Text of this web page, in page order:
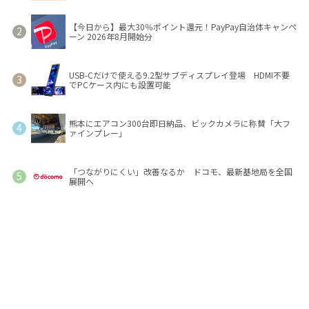
【今日から】最大30％ポイント還元！PayPay自治体キャンペ
ーン 2026年8月開始分
USB-Cだけで使える9.2型サブディスプレイ登場 HDMI不要
でPCケース内にも設置可能
熊本にエアコン300台即日納品、ビックカメラに称賛「大フ
ァインプレー」
「つながりにくい」改善なるか ドコモ、最新基地局を全国
展開へ